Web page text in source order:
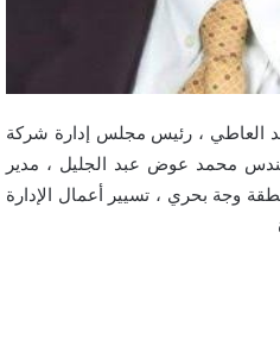
العاطي ، رئيس مجلس إدارة شركة
محمد عوض عبد الجليل ، مدير
وجة بحري ، تسيير أعمال الإدارة